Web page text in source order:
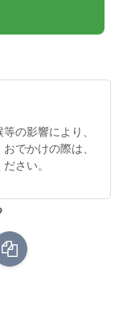
の影響により、
でかけの際は、
さい。